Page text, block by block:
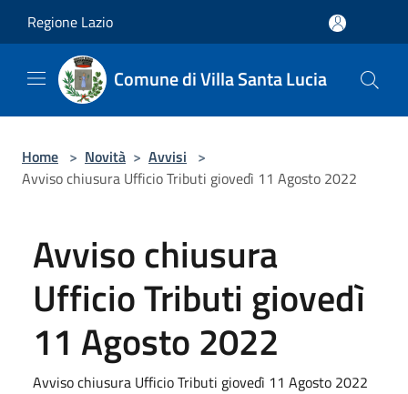
Regione Lazio
Comune di Villa Santa Lucia
Home > Novità > Avvisi >
Avviso chiusura Ufficio Tributi giovedì 11 Agosto 2022
Avviso chiusura
Ufficio Tributi giovedì
11 Agosto 2022
Avviso chiusura Ufficio Tributi giovedì 11 Agosto 2022